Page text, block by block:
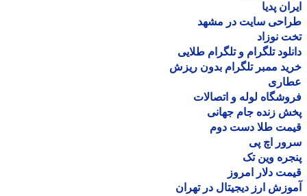
پدیا
سایت در مشهد
نوزاد
تلگرام و تلگرام طلایی
ممبر تلگرام بدون ریزش
لوله و اتصالات
زنده جام جهانی
طلا دست دوم
اچ پی
وین تک
دلار امروز
ارز دیجیتال در تهران